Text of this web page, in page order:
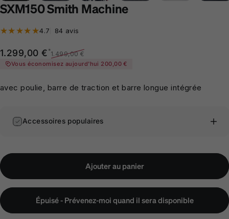
SXM150 Smith Machine
4.7 84 avis
Prix promotionnel
1.299,00 € *
Prix habituel1.499,00 €
Vous économisez aujourd'hui 200,00 €
avec poulie, barre de traction et barre longue intégrée
Accessoires populaires
Ajouter au panier
Épuisé - Prévenez-moi quand il sera disponible